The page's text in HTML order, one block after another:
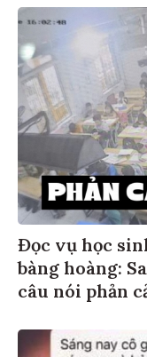
Đọc vụ học
bàng hoàng:
câu nói phản